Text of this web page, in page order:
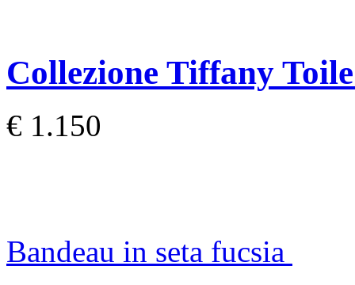
Collezione Tiffany
€ 1.150
Bandeau in seta fucsia